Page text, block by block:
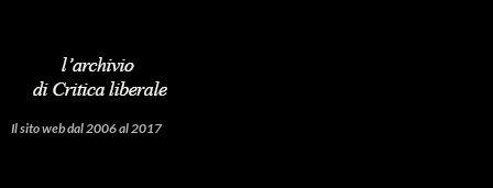
Il sito web dal 2006 al 2017